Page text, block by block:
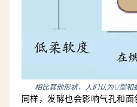
相比其他形状，人们认为U型
同样，发酵也会影响气孔和